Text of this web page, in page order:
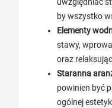
uwzględniać
by wszystko
Elementy
stawy,
oraz
Staranna
powinien być
ogólnej